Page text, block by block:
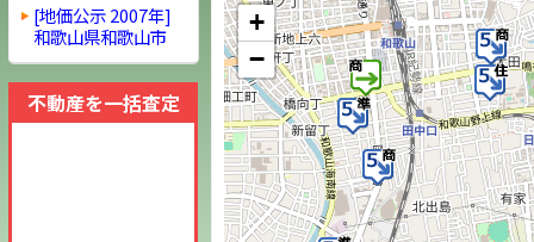
+
−
[地価公示 2007年]
和歌山県和歌山市
不動産を一括査定